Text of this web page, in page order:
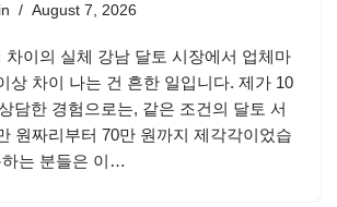
August 7, 2026
차이의 실체 강남 달토 시장에서 업체마
상 차이 나는 건 흔한 일입니다. 제가 10
담한 경험으로는, 같은 조건의 달토 서
원짜리부터 70만 원까지 제각각이었습
는 분들은 이…